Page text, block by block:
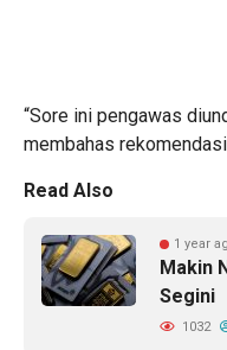
“Sore ini pengawas
membahas
Read Also
1 year
Makin
Segini
1032